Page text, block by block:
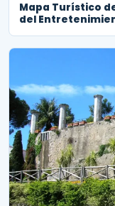
Mapa Turístico
del